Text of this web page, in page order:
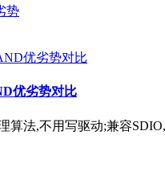
优劣势对比
算法,不用写驱动;兼容